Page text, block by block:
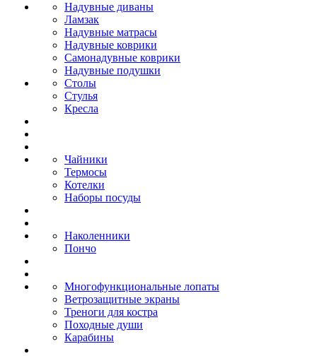
Надувные диваны
Ламзак
Надувные матрасы
Надувные коврики
Самонадувные коврики
Надувные подушки
Столы
Стулья
Кресла
Чайники
Термосы
Котелки
Наборы посуды
Наколенники
Пончо
Многофункциональные лопаты
Ветрозащитные экраны
Треноги для костра
Походные души
Карабины